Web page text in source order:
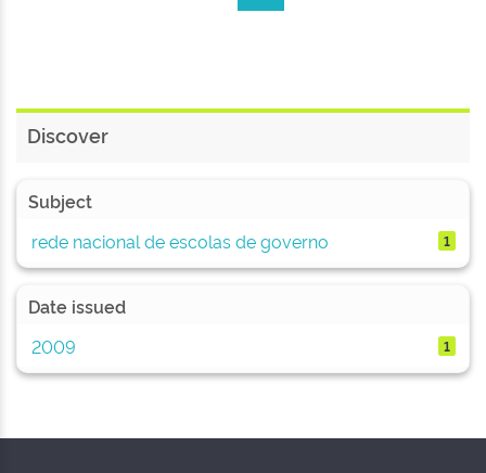
Discover
Subject
rede nacional de escolas de governo
1
Date issued
2009
1